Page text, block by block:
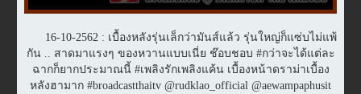
16-10-2562 : เบื้องหลังรุ่นเล็กว่ามันส์แล้ว รุ่นใหญ่ก็แซ่บไม่แพ้
กัน .. สาดมาแรงๆ ของหวานแบบเนี่ย ช๊อบชอบ #กว่าจะได้แต่ละ
ฉากก็ยากประมาณนี้ #เพลิงรักเพลิงแค้น เบื้องหน้าดราม่าเบื้อง
หลังฮามาก #broadcastthaitv @rudklao_official @aewampaphusit